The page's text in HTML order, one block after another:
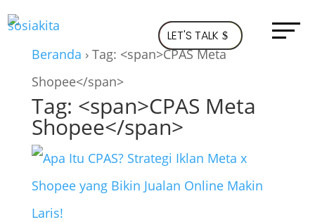
LET'S TALK
Beranda › Tag: <span>CPAS Meta
Shopee</span>
Tag: <span>CPAS Meta
Shopee</span>